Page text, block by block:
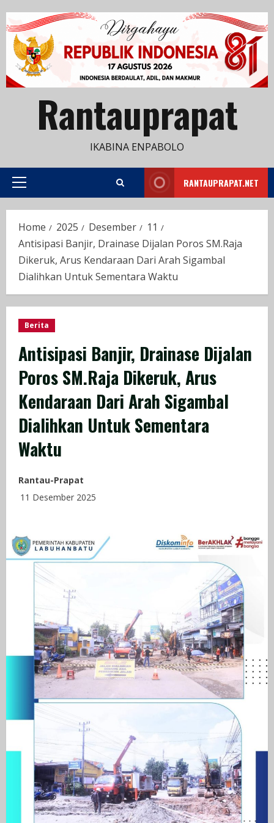
to
content
Rantauprapat
IKABINA ENPABOLO
Primary
RANTAUPRAPAT.NET
Home 2025 Desember
11
Antisipasi Banjir, Drainase Dijalan Poros SM.Raja
Dikeruk, Arus Kendaraan Dari Arah Sigambal
Dialihkan Untuk Sementara Waktu
Berita
Antisipasi Banjir, Drainase Dijalan
Poros SM.Raja Dikeruk, Arus
Kendaraan Dari Arah Sigambal
Dialihkan Untuk Sementara
Waktu
Rantau-Prapat
11 Desember 2025